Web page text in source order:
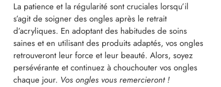
La patience et la régularité sont cruciales lorsqu’il
s’agit de soigner des ongles après le retrait
d’acryliques. En adoptant des habitudes de soins
saines et en utilisant des produits adaptés, vos ongles
retrouveront leur force et leur beauté. Alors, soyez
persévérante et continuez à chouchouter vos ongles
chaque jour. Vos ongles vous remercieront !